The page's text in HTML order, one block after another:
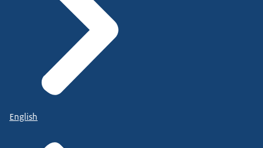
English